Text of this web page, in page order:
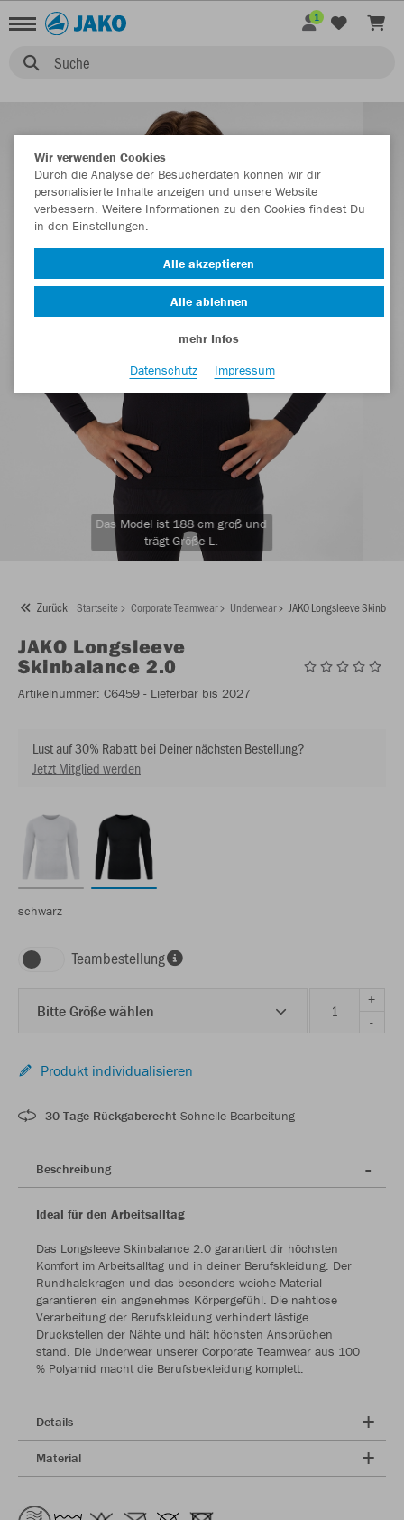
Suche
1
Das Model ist 188 cm groß und
trägt Größe L.
Zurück Startseite Corporate Teamwear Underwear JAKO Longsleeve
JAKO Longsleeve
Skinbalance 2.0
Artikelnummer: C6459 - Lieferbar bis 2027
Lust auf 30% Rabatt bei Deiner nächsten Bestellung?
Jetzt Mitglied werden
schwarz
Teambestellung
Bitte Größe wählen
+
-
Produkt individualisieren
30 Tage Rückgaberecht Schnelle Bearbeitung
Beschreibung
Ideal für den Arbeitsalltag
Das Longsleeve Skinbalance 2.0 garantiert dir höchsten
Komfort im Arbeitsalltag und in deiner Berufskleidung. Der
Rundhalskragen und das besonders weiche Material
garantieren ein angenehmes Körpergefühl. Die nahtlose
Verarbeitung der Berufskleidung verhindert lästige
Druckstellen der Nähte und hält höchsten Ansprüchen
stand. Die Underwear unserer Corporate Teamwear aus 100
% Polyamid macht die Berufsbekleidung komplett.
Details
Material
Wir verwenden Cookies
Durch die Analyse der Besucherdaten können wir dir
personalisierte Inhalte anzeigen und unsere Website
verbessern. Weitere Informationen zu den Cookies findest Du
in den Einstellungen.
Alle akzeptieren
Alle ablehnen
mehr Infos
Datenschutz
Impressum